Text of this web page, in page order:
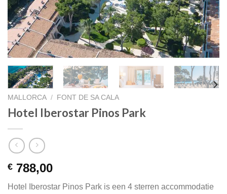
MALLORCA / FONT DE SA CALA
Hotel Iberostar Pinos Park
€ 788,00
Hotel Iberostar Pinos Park is een 4 sterren accommodatie